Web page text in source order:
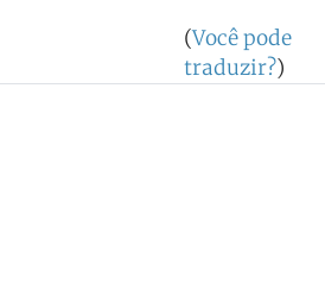
(Você pode
traduzir?)